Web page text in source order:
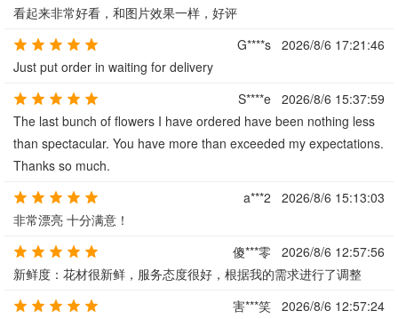
看起来非常好看，和图片效果一样，好评
G****s
2026/8/6 17:21:46
Just put order in waiting for delivery
S****e
2026/8/6 15:37:59
The last bunch of flowers I have ordered have been nothing less
than spectacular. You have more than exceeded my expectations.
Thanks so much.
a***2
2026/8/6 15:13:03
非常漂亮 十分满意！
傻***零
2026/8/6 12:57:56
新鲜度：花材很新鲜，服务态度很好，根据我的需求进行了调整
害***笑
2026/8/6 12:57:24